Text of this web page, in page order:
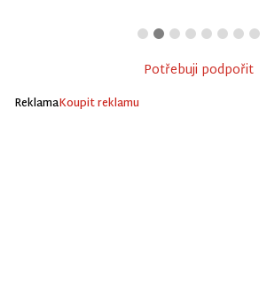
Potřebuji podpořit
ReklamaKoupit reklamu